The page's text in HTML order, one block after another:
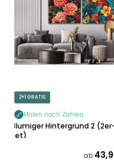
2+1 GRATIS
Malen nach Zahlen
Blumiger Hintergrund 2
Set)
ab